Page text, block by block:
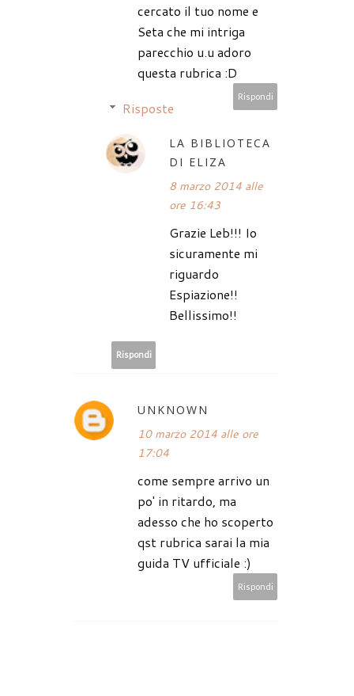
cercato il tuo nome e
Seta che mi intriga
parecchio u.u adoro
questa rubrica :D
Rispondi
Risposte
LA BIBLIOTECA
DI ELIZA
8 marzo 2014 alle
ore 16:43
Grazie Leb!!! Io
sicuramente mi
riguardo
Espiazione!!
Bellissimo!!
Rispondi
UNKNOWN
10 marzo 2014 alle ore
17:04
come sempre arrivo un
po' in ritardo, ma
adesso che ho scoperto
qst rubrica sarai la mia
guida TV ufficiale :)
Rispondi